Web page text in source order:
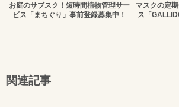
お庭のサブスク！短時間植物管理サー
ビス「まちぐり」事前登録募集中！
マスクの定
ス「
関連記事